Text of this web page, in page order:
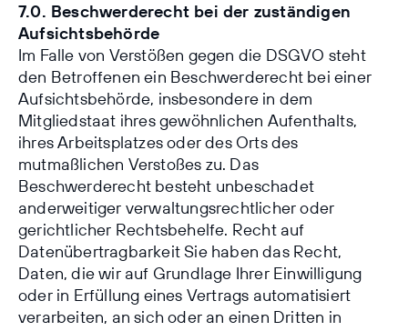
7.0. Beschwerderecht bei der zuständigen
Aufsichtsbehörde
Im Falle von Verstößen gegen die DSGVO steht
den Betroffenen ein Beschwerderecht bei einer
Aufsichtsbehörde, insbesondere in dem
Mitgliedstaat ihres gewöhnlichen Aufenthalts,
ihres Arbeitsplatzes oder des Orts des
mutmaßlichen Verstoßes zu. Das
Beschwerderecht besteht unbeschadet
anderweitiger verwaltungsrechtlicher oder
gerichtlicher Rechtsbehelfe. Recht auf
Datenübertragbarkeit Sie haben das Recht,
Daten, die wir auf Grundlage Ihrer Einwilligung
oder in Erfüllung eines Vertrags automatisiert
verarbeiten, an sich oder an einen Dritten in